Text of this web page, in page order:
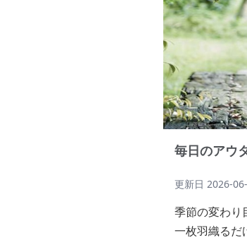
毎日のアウ
更新日 2026-
季節の変わり
一枚羽織るだ